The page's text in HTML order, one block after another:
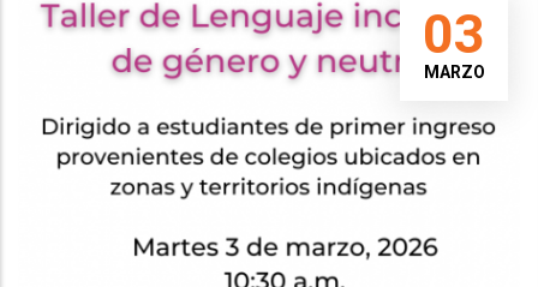
03
MARZO